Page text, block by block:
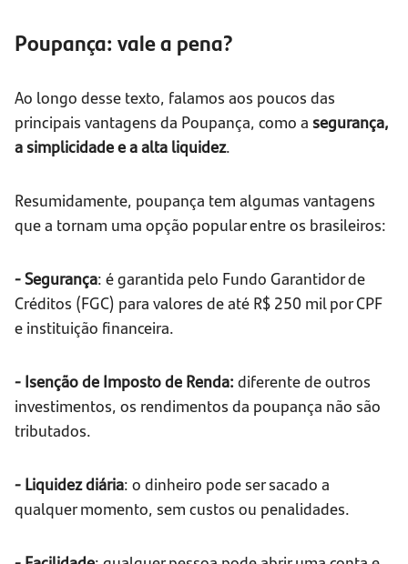
Poupança: vale a pena?
Ao longo desse texto, falamos aos poucos das
principais vantagens da Poupança, como a segurança,
a simplicidade e a alta liquidez.
Resumidamente, poupança tem algumas vantagens
que a tornam uma opção popular entre os brasileiros:
- Segurança: é garantida pelo Fundo Garantidor de
Créditos (FGC) para valores de até R$ 250 mil por CPF
e instituição financeira.
- Isenção de Imposto de Renda: diferente de outros
investimentos, os rendimentos da poupança não são
tributados.
- Liquidez diária: o dinheiro pode ser sacado a
qualquer momento, sem custos ou penalidades.